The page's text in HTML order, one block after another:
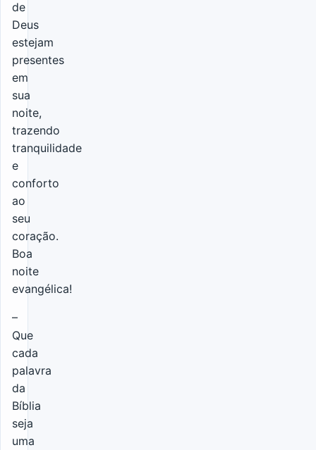
de
Deus
estejam
presentes
em
sua
noite,
trazendo
tranquilidade
e
conforto
ao
seu
coração.
Boa
noite
evangélica!
–
Que
cada
palavra
da
Bíblia
seja
uma